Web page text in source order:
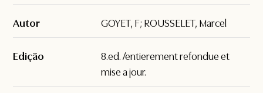
Autor GOYET, F; ROUSSELET, Marcel
Edição
8.ed. /entierement refondue et
mise a jour.